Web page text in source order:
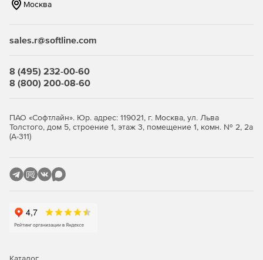
Безопасность
с ресурсами и позволяет включить в схему работы
Москва
sales.r@softline.com
8 (495) 232-00-60
8 (800) 200-08-60
ПАО «Софтлайн». Юр. адрес: 119021, г. Москва, ул. Льва
Толстого, дом 5, строение 1, этаж 3, помещение 1, комн. № 2, 2а
(А-311)